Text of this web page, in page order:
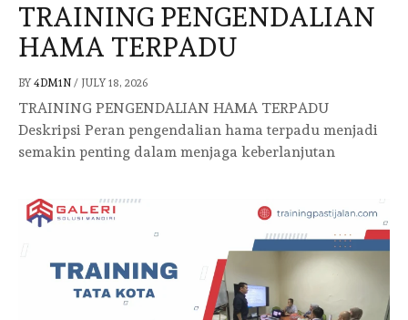
TRAINING PENGENDALIAN
HAMA TERPADU
BY 4DM1N / JULY 18, 2026
TRAINING PENGENDALIAN HAMA TERPADU
Deskripsi Peran pengendalian hama terpadu menjadi
semakin penting dalam menjaga keberlanjutan